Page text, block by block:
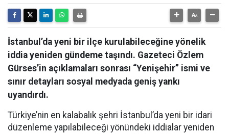
İstanbul’da yeni bir ilçe kurulabileceğine yönelik
iddia yeniden gündeme taşındı. Gazeteci Özlem
Gürses’in açıklamaları sonrası “Yenişehir” ismi ve
sınır detayları sosyal medyada geniş yankı
uyandırdı.
Türkiye’nin en kalabalık şehri İstanbul’da yeni bir idari
düzenleme yapılabileceği yönündeki iddialar yeniden